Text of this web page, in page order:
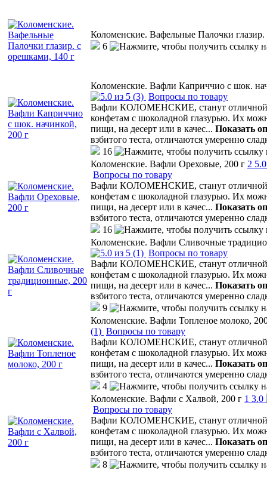
Коломенские. Вафельные Палочки
6
Коломенские. Вафли Каприччио с шок.
(3) Вопросы по товару
Вафли КОЛОМЕНСКИЕ, станут отличной
конфетам с шоколадной глазурью. Их
пищи, на десерт или в качес... Показать
взбитого теста, отличаются умеренно
16
Коломенские. Вафли Ореховые, 200 г 2 5.0
Вопросы по товару
Вафли КОЛОМЕНСКИЕ, станут отличной
конфетам с шоколадной глазурью. Их
пищи, на десерт или в качес... Показать
взбитого теста, отличаются умеренно
16
Коломенские. Вафли Сливочные
(1) Вопросы по товару
Вафли КОЛОМЕНСКИЕ, станут отличной
конфетам с шоколадной глазурью. Их
пищи, на десерт или в качес... Показать
взбитого теста, отличаются умеренно
9
Коломенские. Вафли Топленое молоко,
(1) Вопросы по товару
Вафли КОЛОМЕНСКИЕ, станут отличной
конфетам с шоколадной глазурью. Их
пищи, на десерт или в качес... Показать
взбитого теста, отличаются умеренно
4
Коломенские. Вафли с Халвой, 200 г 1 3.0
Вопросы по товару
Вафли КОЛОМЕНСКИЕ, станут отличной
конфетам с шоколадной глазурью. Их
пищи, на десерт или в качес... Показать
взбитого теста, отличаются умеренно
8